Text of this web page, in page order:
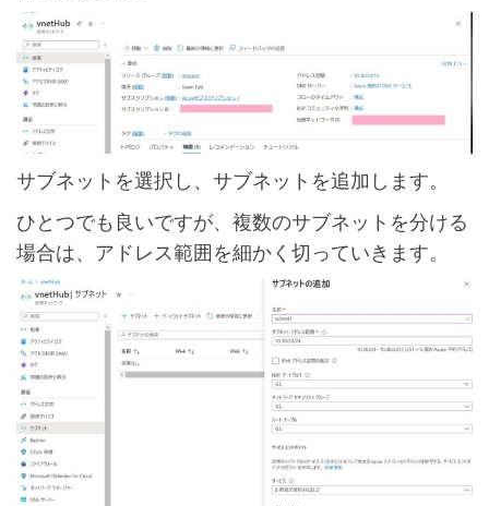
サブネットを選択し、サブネットを追加します。
ひとつでも良いですが、複数のサブネットを分ける
場合は、アドレス範囲を細かく切っていきます。